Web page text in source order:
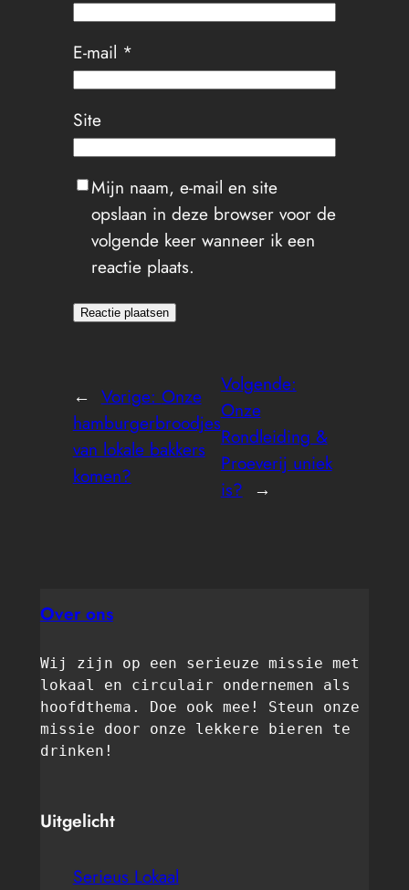
E-mail *
Site
Mijn naam, e-mail en site
opslaan in deze browser voor de
volgende keer wanneer ik een
reactie plaats.
← Vorige: Onze
hamburgerbroodjes
van lokale bakkers
komen?
Volgende:
Onze
Rondleiding &
Proeverij uniek
is? →
Over ons
Wij zijn op een serieuze missie met
lokaal en circulair ondernemen als
hoofdthema. Doe ook mee! Steun onze
missie door onze lekkere bieren te
drinken!
Uitgelicht
Serieus Lokaal